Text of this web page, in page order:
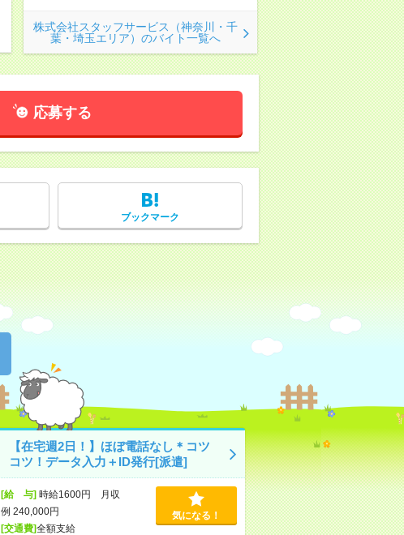
株式会社スタッフサービス（神奈川・千
葉・埼玉エリア）のバイト一覧へ
応募する
ブックマーク
【在宅週2日！】ほぼ電話なし＊コツ
コツ！データ入力＋ID発行[派遣]
[給 与]時給1600円 月収
例 240,000円
[交通費]全額支給
気になる！